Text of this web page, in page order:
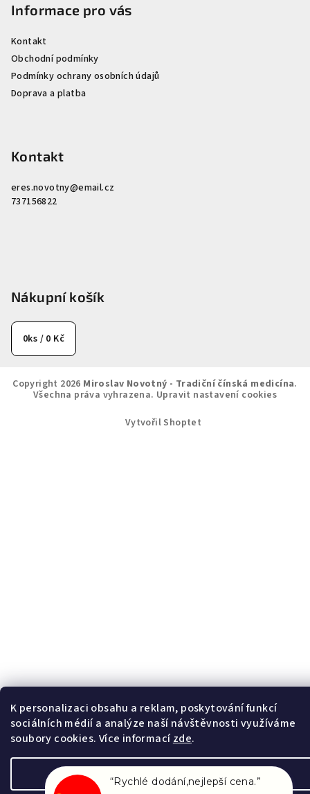
K personalizaci obsahu a reklam, poskytování funkcí
sociálních médií a analýze naší návštěvnosti využíváme
soubory cookies. Více informacízde.
Nastavení
Informace pro vás
Kontakt
Obchodní podmínky
Podmínky ochrany osobních údajů
Doprava a platba
Kontakt
eres.novotny@email.cz
737156822
Nákupní košík
0ks / 0 Kč
Copyright 2026 Miroslav Novotný - Tradiční čínská medicína.
Všechna práva vyhrazena. Upravit nastavení cookies
Vytvořil Shoptet
“Rychlé dodání,nejlepší cena.”